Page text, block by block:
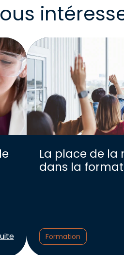
:
La place de la
dans la
Formation